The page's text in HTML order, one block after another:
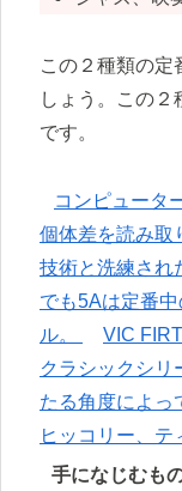
この２種類の定
しょう。この
です。
コンピュータ
個体差を読み取
技術と洗練され
でも5Aは定番
ル。
VIC
クラシックシリ
たる角度によっ
ヒッコリー、テ
手になじむも